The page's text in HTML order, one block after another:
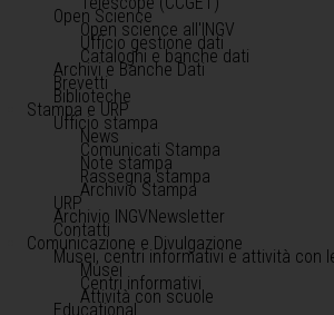
Open Science
Open science all'INGV
Ufficio gestione dati
Cataloghi e banche dati
Archivi e Banche Dati
Brevetti
Biblioteche
Stampa e URP
Ufficio stampa
News
Comunicati Stampa
Note stampa
Rassegna stampa
Archivio Stampa
URP
Archivio INGVNewsletter
Contatti
Comunicazione e Divulgazione
Musei, centri informativi e attività con
Musei
Centri informativi
Attività con scuole
Educational